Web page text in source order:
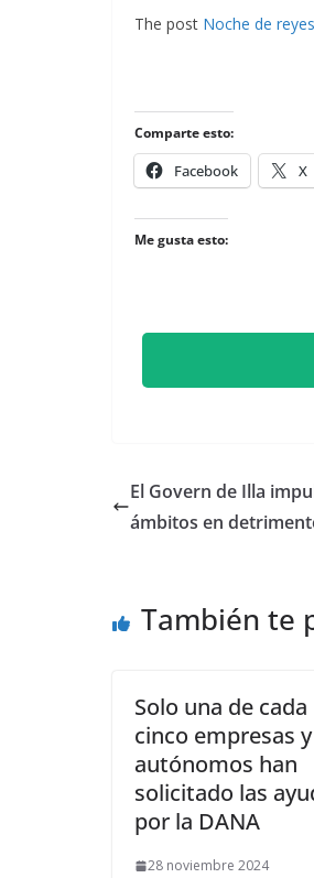
The post Noche de reyes
Comparte esto:
Facebook X
Me gusta esto:
El Govern de Illa
ámbitos en
También te
Solo una de cada
cinco empresas y
autónomos han
solicitado las
por la DANA
28 noviembre 2024